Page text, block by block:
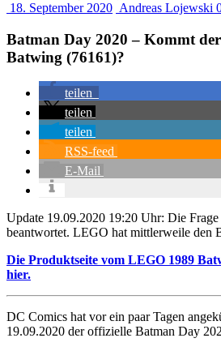
18. September 2020 Andreas Lojewski
Batman Day 2020 – Kommt
Batwing (76161)?
teilen
teilen
teilen
RSS-feed
E-Mail
Update 19.09.2020 19:20 Uhr: Die Frage
beantwortet. LEGO hat mittlerweile den
Die Produktseite vom LEGO 1989
hier.
DC Comics hat vor ein paar Tagen
19.09.2020 der offizielle Batman Day